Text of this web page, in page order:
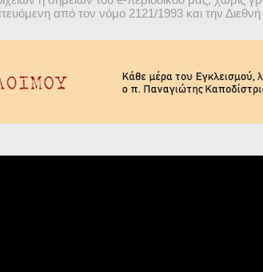
από τον νόμο 2121/1993 και την